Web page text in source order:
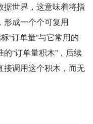
据世界，这意味着将指
形成一个个可复用
“订单量”与它常用的
“订单量积木”，后续
接调用这个积木，而无